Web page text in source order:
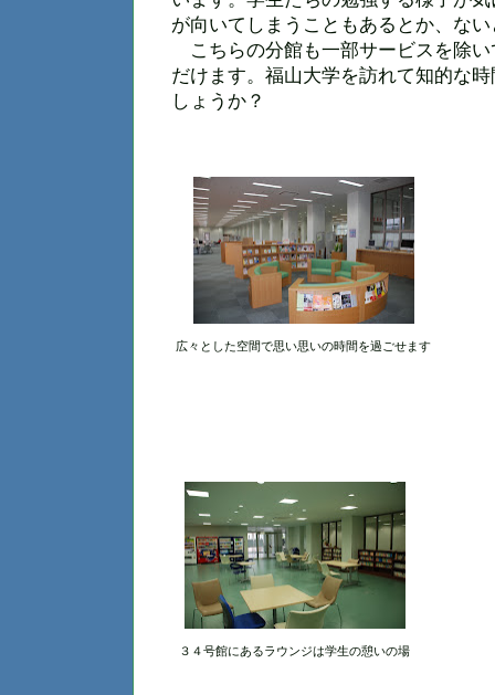
が向いてしまうこともあるとか、な
こちらの分館も一部サービスを除
だけます。福山大学を訪れて知的な
しょうか？
広々とした空間で思い思いの時間を過ごせます
３４号館にあるラウンジは学生の憩いの場